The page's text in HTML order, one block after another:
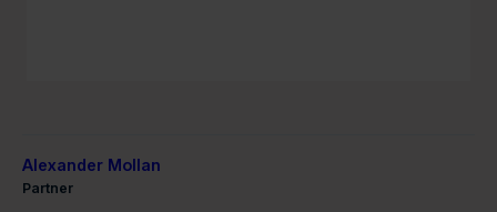
Alexander Mollan
Partner